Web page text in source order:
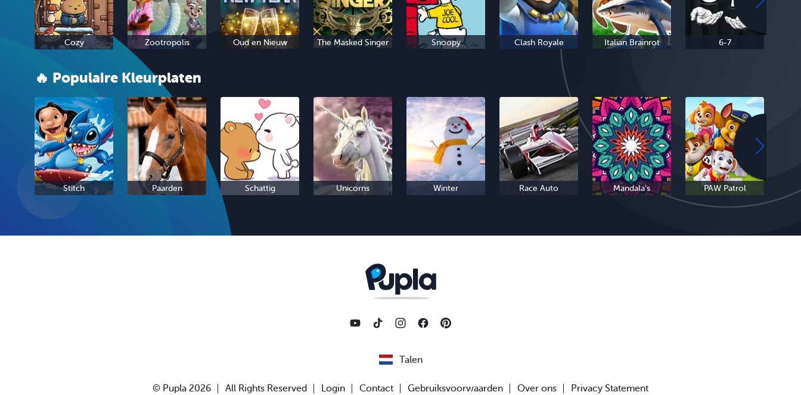
Cozy Zootropolis Oud en Nieuw The Masked Singer Snoopy Clash Royale Italian Brainrot 6-7
🔥 Populaire Kleurplaten
Stitch Paarden Schattig Unicorns Winter Race Auto Mandala's PAW Patrol
Talen
© Pupla 2026 All Rights Reserved Login Contact Gebruiksvoorwaarden Over ons Privacy Statement